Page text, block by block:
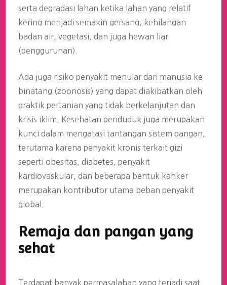
serta degradasi lahan ketika lahan yang relatif
kering menjadi semakin gersang, kehilangan
badan air, vegetasi, dan juga hewan liar
(penggurunan).
Ada juga risiko penyakit menular dari manusia ke
binatang (zoonosis) yang dapat diakibatkan oleh
praktik pertanian yang tidak berkelanjutan dan
krisis iklim. Kesehatan penduduk juga merupakan
kunci dalam mengatasi tantangan sistem pangan,
terutama karena penyakit kronis terkait gizi
seperti obesitas, diabetes, penyakit
kardiovaskular, dan beberapa bentuk kanker
merupakan kontributor utama beban penyakit
global.
Remaja dan pangan yang
sehat
Terdapat banyak permasalahan yang terjadi saat